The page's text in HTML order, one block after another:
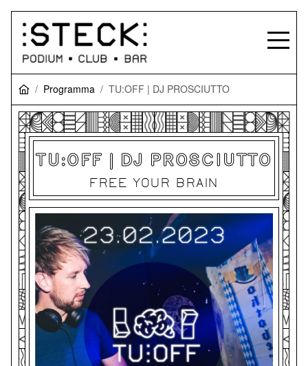
Programma TU:OFF | DJ PROSCIUTTO
TU:OFF | DJ PROSCIUTTO
FREE YOUR BRAIN